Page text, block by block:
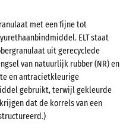
met een fijne tot
ELT staat
uit gerecyclede
van natuurlijk rubber (NR) en
en antracietkleurige
gebruikt, terwijl gekleurde
dat de korrels van een